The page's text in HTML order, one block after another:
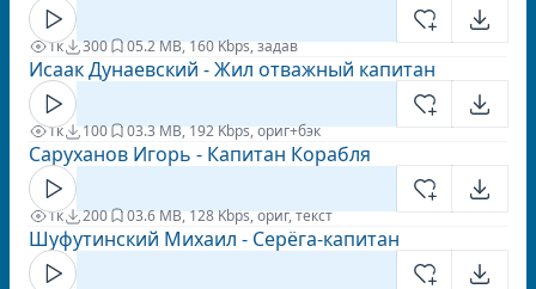
1к 300 05.2 MB, 160 Kbps, задав
Исаак Дунаевский - Жил отважный капитан
1к 100 03.3 MB, 192 Kbps, ориг+бэк
Саруханов Игорь - Капитан Корабля
1к 200 03.6 MB, 128 Kbps, ориг, текст
Шуфутинский Михаил - Серёга-капитан